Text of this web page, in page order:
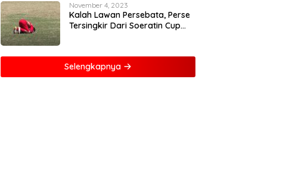
November 4, 2023
Kalah Lawan Persebata, Perse
Tersingkir Dari Soeratin Cup
Selengkapnya